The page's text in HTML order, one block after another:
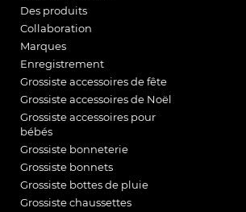
Des produits
Collaboration
Marques
Enregistrement
Grossiste accessoires de fête
Grossiste accessoires de Noël
Grossiste accessoires pour
bébés
Grossiste bonneterie
Grossiste bonnets
Grossiste bottes de pluie
Grossiste chaussettes